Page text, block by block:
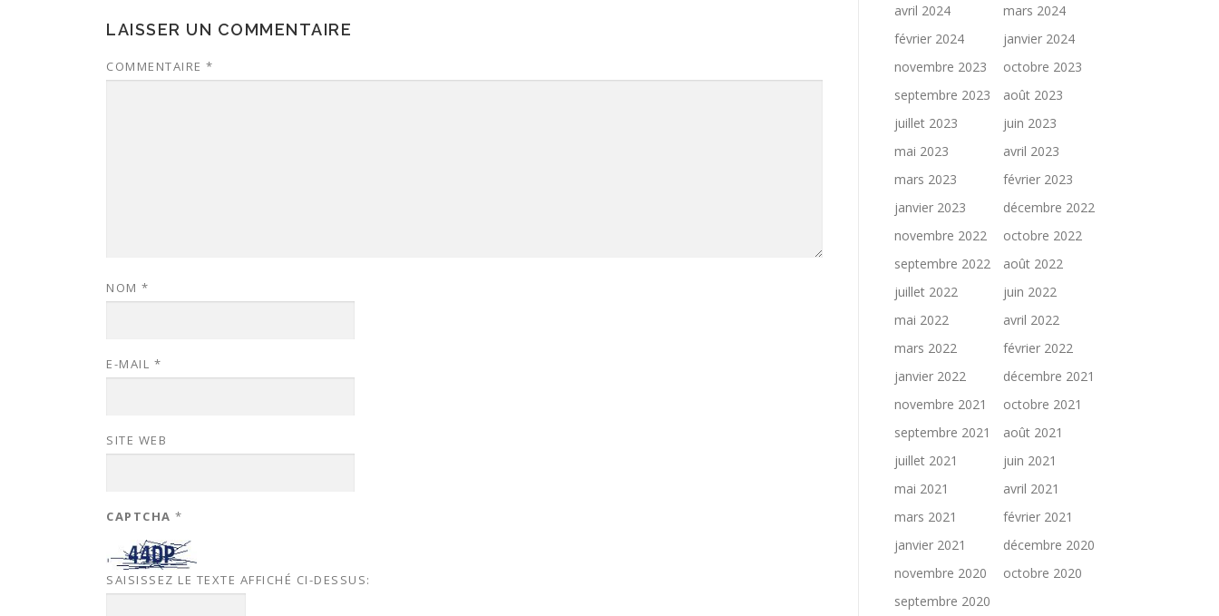
LAISSER UN COMMENTAIRE
COMMENTAIRE *
NOM *
E-MAIL *
SITE WEB
CAPTCHA *
SAISISSEZ LE TEXTE AFFICHÉ CI-DESSUS:
avril 2024
mars 2024
février 2024
janvier 2024
novembre 2023
octobre 2023
septembre 2023
août 2023
juillet 2023
juin 2023
mai 2023
avril 2023
mars 2023
février 2023
janvier 2023
décembre 2022
novembre 2022
octobre 2022
septembre 2022
août 2022
juillet 2022
juin 2022
mai 2022
avril 2022
mars 2022
février 2022
janvier 2022
décembre 2021
novembre 2021
octobre 2021
septembre 2021
août 2021
juillet 2021
juin 2021
mai 2021
avril 2021
mars 2021
février 2021
janvier 2021
décembre 2020
novembre 2020
octobre 2020
septembre 2020